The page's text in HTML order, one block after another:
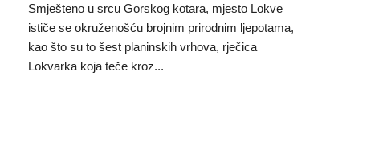
Smješteno u srcu Gorskog kotara, mjesto Lokve
ističe se okruženošću brojnim prirodnim ljepotama,
kao što su to šest planinskih vrhova, rječica
Lokvarka koja teče kroz...